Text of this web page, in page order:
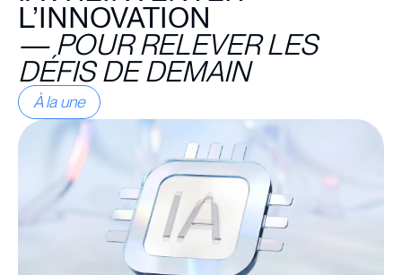
L’INNOVATION
— POUR RELEVER LES
DÉFIS DE DEMAIN
À la une